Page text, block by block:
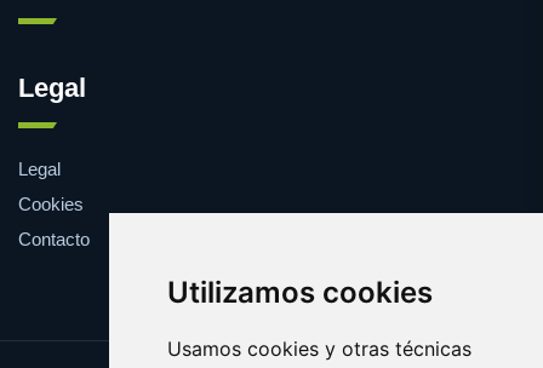
Utilizamos cookies
Usamos cookies y otras técnicas
Legal
Legal
Cookies
Contacto